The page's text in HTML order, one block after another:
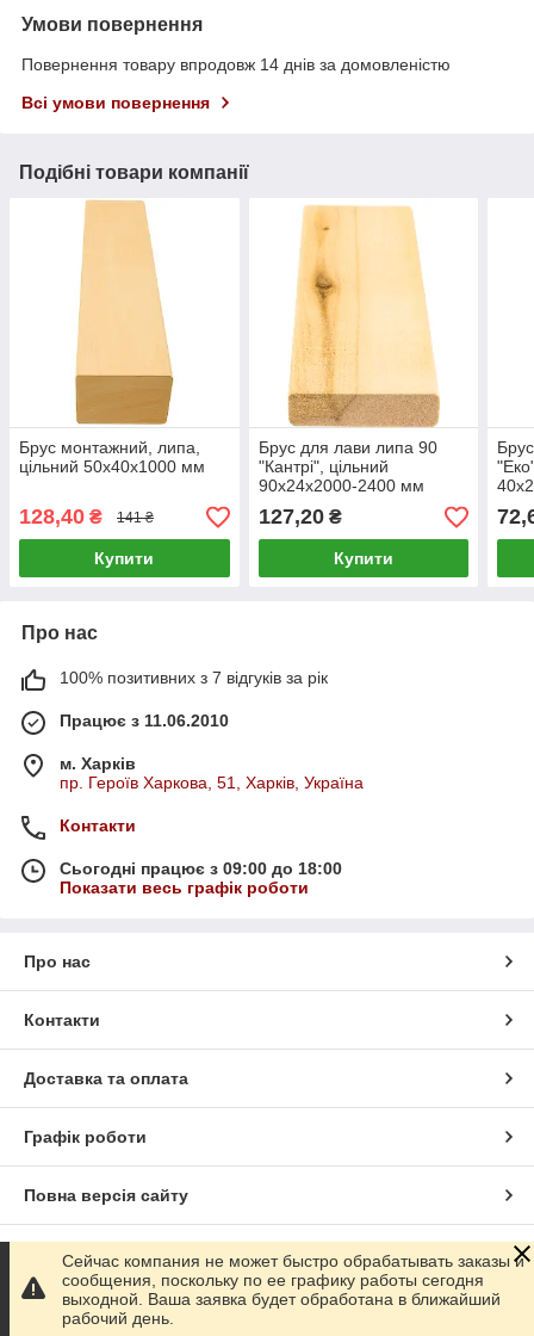
Умови повернення
Повернення товару впродовж 14 днів за домовленістю
Всі умови повернення
Подібні товари компанії
Брус монтажний, липа,
цільний 50х40х1000 мм
128,40 ₴ 141 ₴
Купити
Брус для лави липа 90
"Кантрі", цільний
90х24х2000-2400 мм
127,20₴
Купити
Про нас
100% позитивних з 7 відгуків за рік
Працює з 11.06.2010
м. Харків
пр. Героїв Харкова, 51, Харків, Україна
Контакти
Сьогодні працює з 09:00 до 18:00
Показати весь графік роботи
Про нас
Контакти
Доставка та оплата
Графік роботи
Повна версія сайту
Сайт створено на маркетплейсі Prom.ua
Політика конфіденційності
Сейчас компания не может быстро обрабатывать заказы и
сообщения, поскольку по ее графику работы сегодня
выходной. Ваша заявка будет обработана в ближайший
рабочий день.